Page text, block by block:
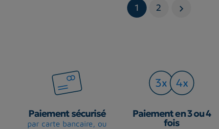
1 2 
Paiement sécurisé
par carte bancaire, ou
Paiement en 3 ou 4
fois